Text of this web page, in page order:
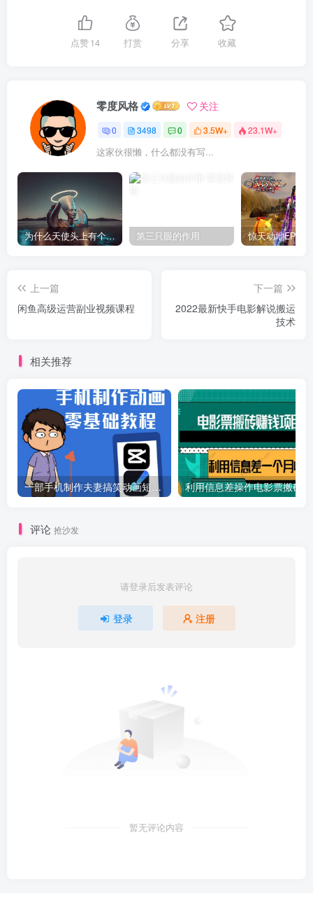
点赞14 打赏 分享 收藏
零度风格 关注
0 3498 0 3.5W+ 23.1W+
这家伙很懒，什么都没有写...
为什么天使头上有个圈？ 第三只眼的作用
上一篇
闲鱼高级运营副业视频课程
下一篇
2022最新快手电影解说搬运
技术
相关推荐
一部手机制作夫妻搞笑动画短视频教程，零基础也能快速上手
评论 抢沙发
请登录后发表评论
登录 注册
暂无评论内容